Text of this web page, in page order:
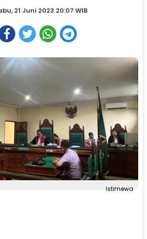
21 Juni 2023 20:07 WIB
Istimewa